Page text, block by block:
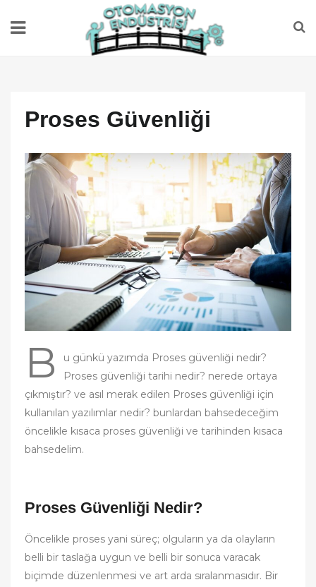
Proses Güvenliği
B
u günkü yazımda Proses güvenliği nedir?
Proses güvenliği tarihi nedir? nerede ortaya
çıkmıştır? ve asıl merak edilen Proses güvenliği için
kullanılan yazılımlar nedir? bunlardan bahsedeceğim
öncelikle kısaca proses güvenliği ve tarihinden kısaca
bahsedelim.
Proses Güvenliği Nedir?
Öncelikle proses yani süreç; olguların ya da olayların
belli bir taslağa uygun ve belli bir sonuca varacak
biçimde düzenlenmesi ve art arda sıralanmasıdır. Bir